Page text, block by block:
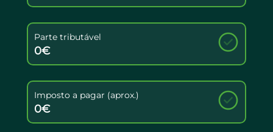
Parte tributável
0€
Imposto a pagar (aprox.)
0€